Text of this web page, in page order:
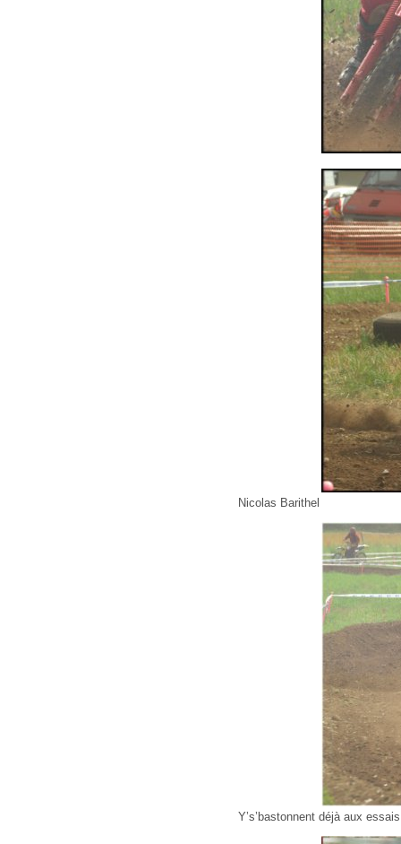
Nicolas Barithel
Y’s’bastonnent déjà aux